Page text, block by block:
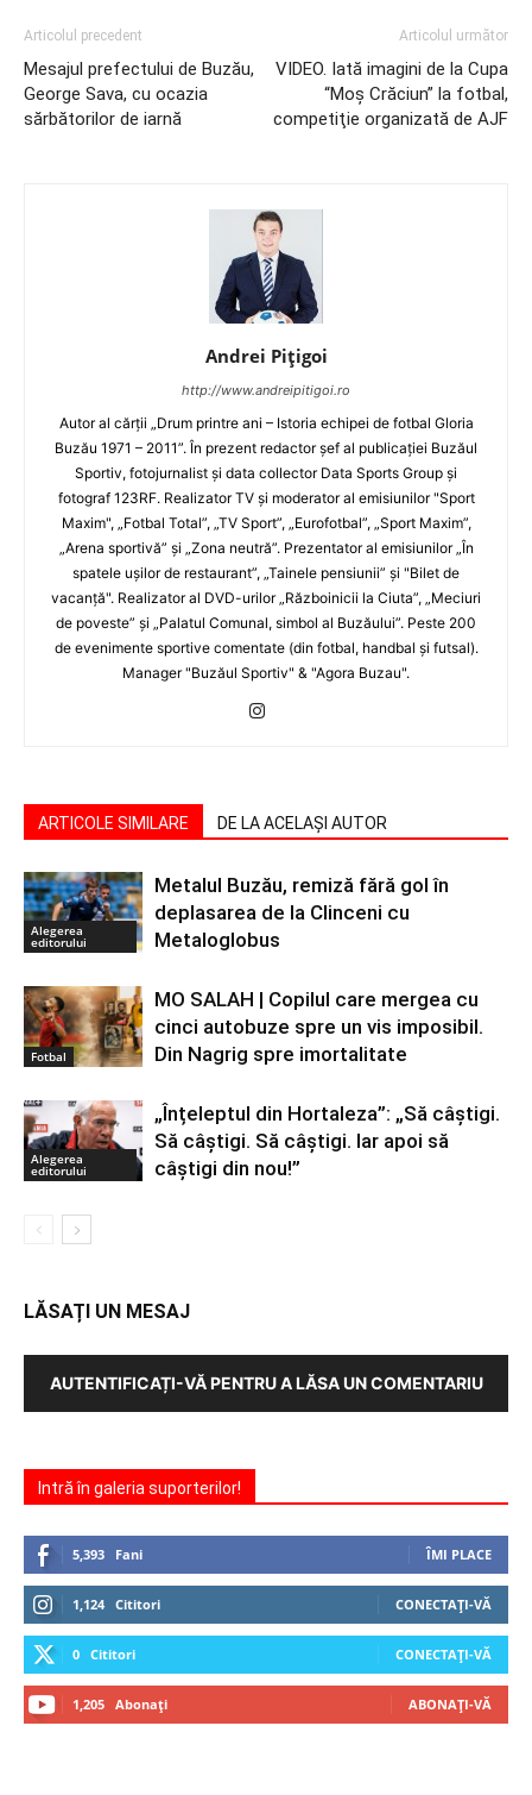
Articolul precedent
Mesajul prefectului de Buzău,
George Sava, cu ocazia
sărbătorilor de iarnă
Articolul următor
VIDEO. Iată imagini de la Cupa
“Moş Crăciun” la fotbal,
competiţie organizată de AJF
Andrei Pițigoi
http://www.andreipitigoi.ro
Autor al cărţii „Drum printre ani – Istoria echipei de fotbal Gloria
Buzău 1971 – 2011”. În prezent redactor şef al publicaţiei Buzăul
Sportiv, fotojurnalist şi data collector Data Sports Group şi
fotograf 123RF. Realizator TV şi moderator al emisiunilor "Sport
Maxim", „Fotbal Total”, „TV Sport”, „Eurofotbal”, „Sport Maxim”,
„Arena sportivă” şi „Zona neutră”. Prezentator al emisiunilor „În
spatele uşilor de restaurant”, „Tainele pensiunii” şi "Bilet de
vacanţă". Realizator al DVD-urilor „Războinicii la Ciuta”, „Meciuri
de poveste” şi „Palatul Comunal, simbol al Buzăului”. Peste 200
de evenimente sportive comentate (din fotbal, handbal şi futsal).
Manager "Buzăul Sportiv" & "Agora Buzau".
ARTICOLE SIMILARE DE LA ACELAȘI AUTOR
Alegerea
editorului
Metalul Buzău, remiză fără gol în
deplasarea de la Clinceni cu
Metaloglobus
Fotbal
MO SALAH | Copilul care mergea cu
cinci autobuze spre un vis imposibil.
Din Nagrig spre imortalitate
Alegerea
editorului
„Înțeleptul din Hortaleza”: „Să câștigi.
Să câștigi. Să câștigi. Iar apoi să
câștigi din nou!”
LĂSAȚI UN MESAJ
AUTENTIFICAȚI-VĂ PENTRU A LĂSA UN COMENTARIU
Intră în galeria suporterilor!
5,393 Fani ÎMI PLACE
1,124 Cititori CONECTAȚI-VĂ
0 Cititori CONECTAȚI-VĂ
1,205 Abonați ABONAȚI-VĂ